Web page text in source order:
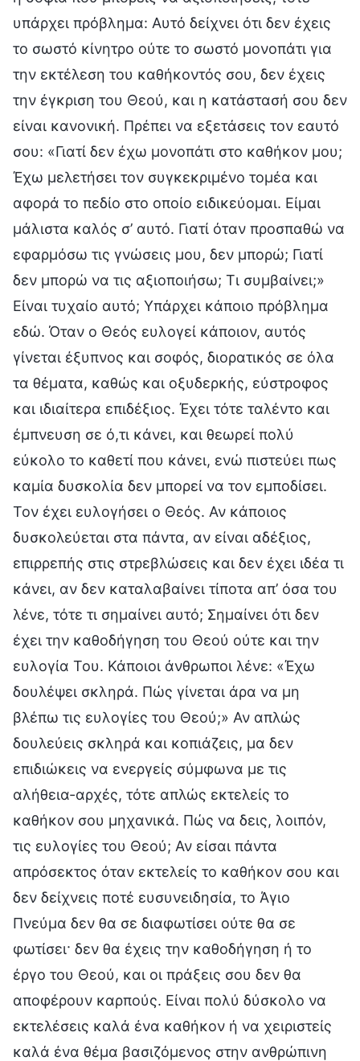
υπάρχει πρόβλημα: Αυτό δείχνει ότι δεν έχεις
το σωστό κίνητρο ούτε το σωστό μονοπάτι για
την εκτέλεση του καθήκοντός σου, δεν έχεις
την έγκριση του Θεού, και η κατάστασή σου δεν
είναι κανονική. Πρέπει να εξετάσεις τον εαυτό
σου: «Γιατί δεν έχω μονοπάτι στο καθήκον μου;
Έχω μελετήσει τον συγκεκριμένο τομέα και
αφορά το πεδίο στο οποίο ειδικεύομαι. Είμαι
μάλιστα καλός σ’ αυτό. Γιατί όταν προσπαθώ να
εφαρμόσω τις γνώσεις μου, δεν μπορώ; Γιατί
δεν μπορώ να τις αξιοποιήσω; Τι συμβαίνει;»
Είναι τυχαίο αυτό; Υπάρχει κάποιο πρόβλημα
εδώ. Όταν ο Θεός ευλογεί κάποιον, αυτός
γίνεται έξυπνος και σοφός, διορατικός σε όλα
τα θέματα, καθώς και οξυδερκής, εύστροφος
και ιδιαίτερα επιδέξιος. Έχει τότε ταλέντο και
έμπνευση σε ό,τι κάνει, και θεωρεί πολύ
εύκολο το καθετί που κάνει, ενώ πιστεύει πως
καμία δυσκολία δεν μπορεί να τον εμποδίσει.
Τον έχει ευλογήσει ο Θεός. Αν κάποιος
δυσκολεύεται στα πάντα, αν είναι αδέξιος,
επιρρεπής στις στρεβλώσεις και δεν έχει ιδέα τι
κάνει, αν δεν καταλαβαίνει τίποτα απ’ όσα του
λένε, τότε τι σημαίνει αυτό; Σημαίνει ότι δεν
έχει την καθοδήγηση του Θεού ούτε και την
ευλογία Του. Κάποιοι άνθρωποι λένε: «Έχω
δουλέψει σκληρά. Πώς γίνεται άρα να μη
βλέπω τις ευλογίες του Θεού;» Αν απλώς
δουλεύεις σκληρά και κοπιάζεις, μα δεν
επιδιώκεις να ενεργείς σύμφωνα με τις
αλήθεια-αρχές, τότε απλώς εκτελείς το
καθήκον σου μηχανικά. Πώς να δεις, λοιπόν,
τις ευλογίες του Θεού; Αν είσαι πάντα
απρόσεκτος όταν εκτελείς το καθήκον σου και
δεν δείχνεις ποτέ ευσυνειδησία, το Άγιο
Πνεύμα δεν θα σε διαφωτίσει ούτε θα σε
φωτίσει· δεν θα έχεις την καθοδήγηση ή το
έργο του Θεού, και οι πράξεις σου δεν θα
αποφέρουν καρπούς. Είναι πολύ δύσκολο να
εκτελέσεις καλά ένα καθήκον ή να χειριστείς
καλά ένα θέμα βασιζόμενος στην ανθρώπινη